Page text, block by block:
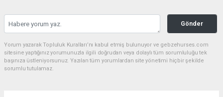
Gönder
Yorum yazarak Topluluk Kuralları’nı kabul etmiş bulunuyor ve gebzehurses.com
sitesine yaptığınız yorumunuzla ilgili doğrudan veya dolaylı tüm sorumluluğu tek
başınıza üstleniyorsunuz. Yazılan tüm yorumlardan site yönetimi hiçbir şekilde
sorumlu tutulamaz.